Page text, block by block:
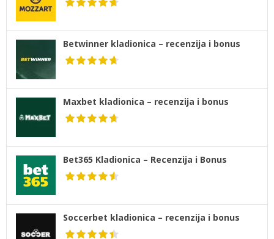
Betwinner kladionica – recenzija i bonus
Maxbet kladionica – recenzija i bonus
Bet365 Kladionica – Recenzija i Bonus
Soccerbet kladionica – recenzija i bonus